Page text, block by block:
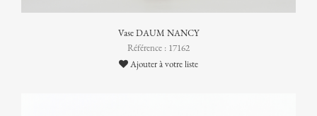
Vase DAUM NANCY
Référence : 17162
Ajouter à votre liste